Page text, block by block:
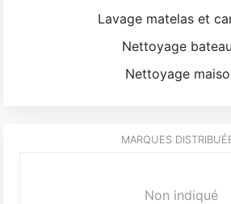
Lavage matelas et
Nettoyage
Nettoyage
MARQUES
Non indiqué